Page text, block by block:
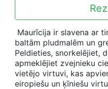
Maurīcija ir slavena ar
baltām pludmalēm un
Peldieties, snorkelējiet,
apmeklējiet zvejnieku
vietējo virtuvi, kas
eiropiešu un ķīniešu